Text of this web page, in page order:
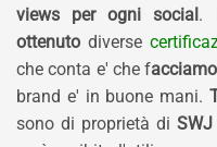
views per ogni social.
ottenuto diverse
che conta e' che f
brand e' in buone mani.
sono di proprietà di SWJ